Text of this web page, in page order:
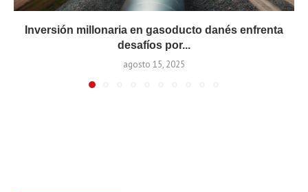
Inversión millonaria en gasoducto danés enfrenta
desafíos por...
agosto 15, 2025